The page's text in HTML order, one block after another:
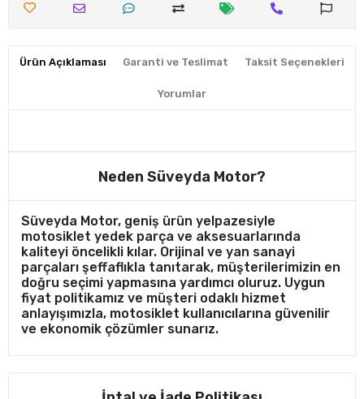
Ürün Açıklaması Garanti ve Teslimat Taksit Seçenekleri
Yorumlar
Neden Süveyda Motor?
Süveyda Motor, geniş ürün yelpazesiyle
motosiklet yedek parça ve aksesuarlarında
kaliteyi öncelikli kılar. Orijinal ve yan sanayi
parçaları şeffaflıkla tanıtarak, müşterilerimizin en
doğru seçimi yapmasına yardımcı oluruz. Uygun
fiyat politikamız ve müşteri odaklı hizmet
anlayışımızla, motosiklet kullanıcılarına güvenilir
ve ekonomik çözümler sunarız.